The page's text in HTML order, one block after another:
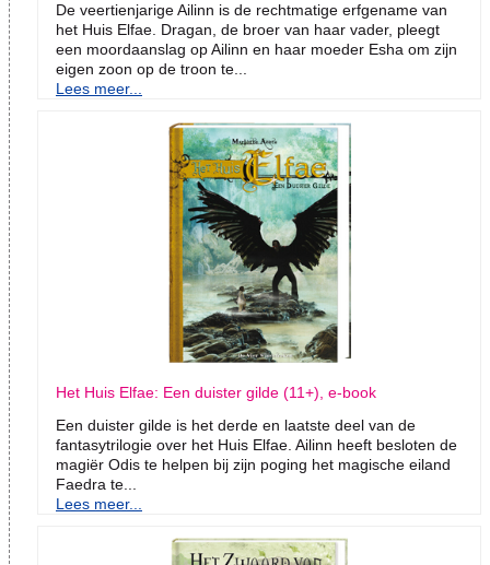
De veertienjarige Ailinn is de rechtmatige erfgename van
het Huis Elfae. Dragan, de broer van haar vader, pleegt
een moordaanslag op Ailinn en haar moeder Esha om zijn
eigen zoon op de troon te...
Lees meer...
Het Huis Elfae: Een duister gilde (11+), e-book
Een duister gilde is het derde en laatste deel van de
fantasytrilogie over het Huis Elfae. Ailinn heeft besloten de
magiër Odis te helpen bij zijn poging het magische eiland
Faedra te...
Lees meer...